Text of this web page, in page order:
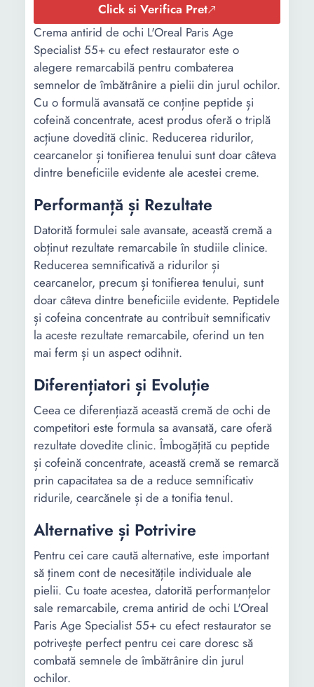
Click si Verifica Pret
Crema antirid de ochi L'Oreal Paris Age
Specialist 55+ cu efect restaurator este o
alegere remarcabilă pentru combaterea
semnelor de îmbătrânire a pielii din jurul ochilor.
Cu o formulă avansată ce conține peptide și
cofeină concentrate, acest produs oferă o triplă
acțiune dovedită clinic. Reducerea ridurilor,
cearcanelor și tonifierea tenului sunt doar câteva
dintre beneficiile evidente ale acestei creme.
Performanță și Rezultate
Datorită formulei sale avansate, această cremă a
obținut rezultate remarcabile în studiile clinice.
Reducerea semnificativă a ridurilor și
cearcanelor, precum și tonifierea tenului, sunt
doar câteva dintre beneficiile evidente. Peptidele
și cofeina concentrate au contribuit semnificativ
la aceste rezultate remarcabile, oferind un ten
mai ferm și un aspect odihnit.
Diferențiatori și Evoluție
Ceea ce diferențiază această cremă de ochi de
competitori este formula sa avansată, care oferă
rezultate dovedite clinic. Îmbogățită cu peptide
și cofeină concentrate, această cremă se remarcă
prin capacitatea sa de a reduce semnificativ
ridurile, cearcănele și de a tonifia tenul.
Alternative și Potrivire
Pentru cei care caută alternative, este important
să ținem cont de necesitățile individuale ale
pielii. Cu toate acestea, datorită performanțelor
sale remarcabile, crema antirid de ochi L'Oreal
Paris Age Specialist 55+ cu efect restaurator se
potrivește perfect pentru cei care doresc să
combată semnele de îmbătrânire din jurul
ochilor.